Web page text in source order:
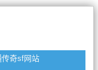
传奇sf网站